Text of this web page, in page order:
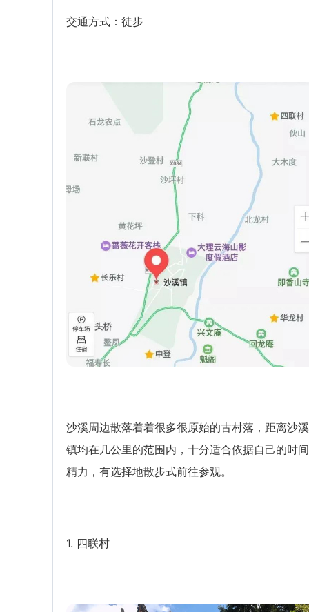
交通方式：徒步
沙溪周边散落着着很多很原始的古村落，距离沙
镇均在几公里的范围内，十分适合依据自己的时
精力，有选择地散步式前往参观。
1. 四联村